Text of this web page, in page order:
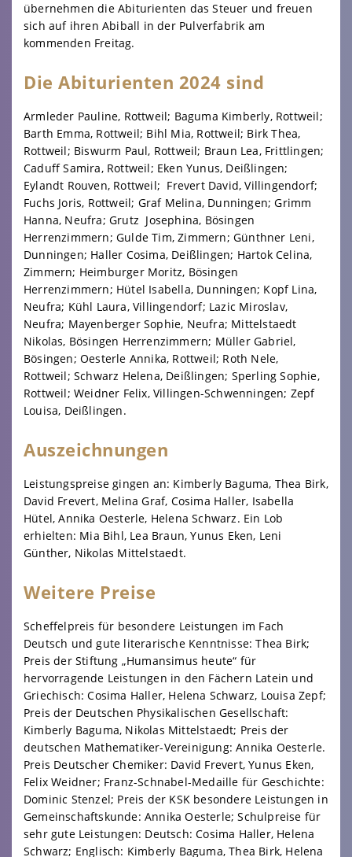
übernehmen die Abiturienten das Steuer und freuen
sich auf ihren Abiball in der Pulverfabrik am
kommenden Freitag.
Die Abiturienten 2024 sind
Armleder Pauline, Rottweil; Baguma Kimberly, Rottweil;
Barth Emma, Rottweil; Bihl Mia, Rottweil; Birk Thea,
Rottweil; Biswurm Paul, Rottweil; Braun Lea, Frittlingen;
Caduff Samira, Rottweil; Eken Yunus, Deißlingen;
Eylandt Rouven, Rottweil; Frevert David, Villingendorf;
Fuchs Joris, Rottweil; Graf Melina, Dunningen; Grimm
Hanna, Neufra; Grutz Josephina, Bösingen
Herrenzimmern; Gulde Tim, Zimmern; Günthner Leni,
Dunningen; Haller Cosima, Deißlingen; Hartok Celina,
Zimmern; Heimburger Moritz, Bösingen
Herrenzimmern; Hütel Isabella, Dunningen; Kopf Lina,
Neufra; Kühl Laura, Villingendorf; Lazic Miroslav,
Neufra; Mayenberger Sophie, Neufra; Mittelstaedt
Nikolas, Bösingen Herrenzimmern; Müller Gabriel,
Bösingen; Oesterle Annika, Rottweil; Roth Nele,
Rottweil; Schwarz Helena, Deißlingen; Sperling Sophie,
Rottweil; Weidner Felix, Villingen-Schwenningen; Zepf
Louisa, Deißlingen.
Auszeichnungen
Leistungspreise gingen an: Kimberly Baguma, Thea Birk,
David Frevert, Melina Graf, Cosima Haller, Isabella
Hütel, Annika Oesterle, Helena Schwarz. Ein Lob
erhielten: Mia Bihl, Lea Braun, Yunus Eken, Leni
Günther, Nikolas Mittelstaedt.
Weitere Preise
Scheffelpreis für besondere Leistungen im Fach
Deutsch und gute literarische Kenntnisse: Thea Birk;
Preis der Stiftung „Humansimus heute“ für
hervorragende Leistungen in den Fächern Latein und
Griechisch: Cosima Haller, Helena Schwarz, Louisa Zepf;
Preis der Deutschen Physikalischen Gesellschaft:
Kimberly Baguma, Nikolas Mittelstaedt; Preis der
deutschen Mathematiker-Vereinigung: Annika Oesterle.
Preis Deutscher Chemiker: David Frevert, Yunus Eken,
Felix Weidner; Franz-Schnabel-Medaille für Geschichte:
Dominic Stenzel; Preis der KSK besondere Leistungen in
Gemeinschaftskunde: Annika Oesterle; Schulpreise für
sehr gute Leistungen: Deutsch: Cosima Haller, Helena
Schwarz; Englisch: Kimberly Baguma, Thea Birk, Helena